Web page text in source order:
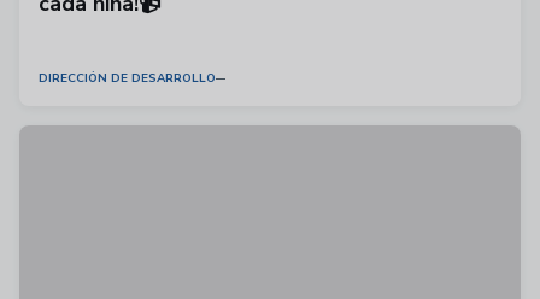
DIRECCIÓN DE DESARROLLO